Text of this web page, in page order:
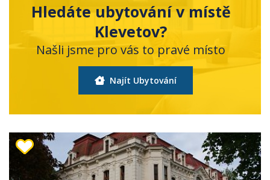
Hledáte ubytování v místě
Klevetov?
Našli jsme pro vás to pravé místo
Najít Ubytování